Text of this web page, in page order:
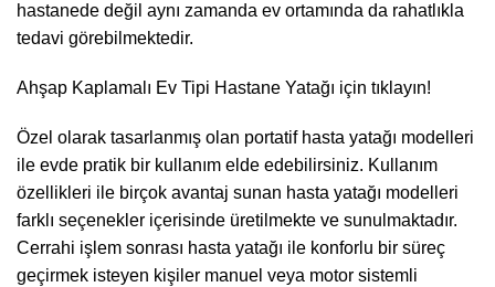
hastanede değil aynı zamanda ev ortamında da rahatlıkla
tedavi görebilmektedir.
Ahşap Kaplamalı Ev Tipi Hastane Yatağı için tıklayın!
Özel olarak tasarlanmış olan portatif hasta yatağı modelleri
ile evde pratik bir kullanım elde edebilirsiniz. Kullanım
özellikleri ile birçok avantaj sunan hasta yatağı modelleri
farklı seçenekler içerisinde üretilmekte ve sunulmaktadır.
Cerrahi işlem sonrası hasta yatağı ile konforlu bir süreç
geçirmek isteyen kişiler manuel veya motor sistemli